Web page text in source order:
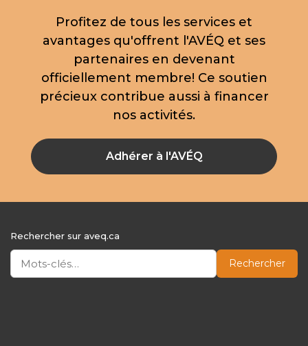
Profitez de tous les services et
avantages qu'offrent l'AVÉQ et ses
partenaires en devenant
officiellement membre! Ce soutien
précieux contribue aussi à financer
nos activités.
Adhérer à l'AVÉQ
Rechercher sur aveq.ca
Rechercher